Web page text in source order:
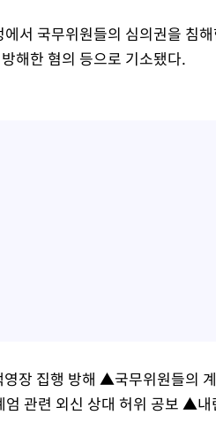
서 국무위원들의 심의권을 침
해한 혐의 등으로 기소됐다.
장 집행 방해 ▲국무위원들의
관련 외신 상대 허위 공보 ▲내